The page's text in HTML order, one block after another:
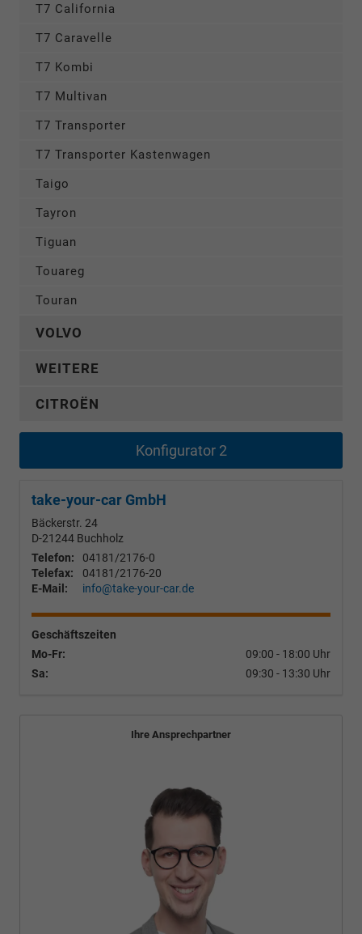
T7 California
T7 Caravelle
T7 Kombi
T7 Multivan
T7 Transporter
T7 Transporter Kastenwagen
Taigo
Tayron
Tiguan
Touareg
Touran
VOLVO
WEITERE
CITROËN
Konfigurator 2
take-your-car GmbH
Bäckerstr. 24
D-21244 Buchholz
Telefon:
04181/2176-0
Telefax:
04181/2176-20
E-Mail:
info@take-your-car.de
Geschäftszeiten
Mo-Fr:
09:00 - 18:00 Uhr
Sa:
09:30 - 13:30 Uhr
Ihre Ansprechpartner